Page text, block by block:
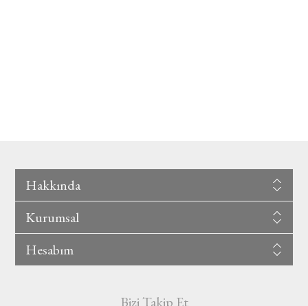
Hakkında
Kurumsal
Hesabım
Bizi Takip Et